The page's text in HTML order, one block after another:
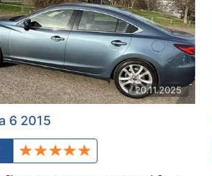
20.11.2025
6 2015